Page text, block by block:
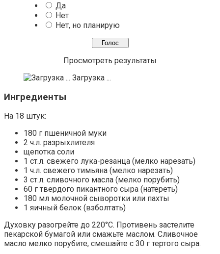
Да
Нет
Нет, но планирую
Просмотреть результаты
Загрузка ...
Ингредиенты
На 18 штук:
180 г пшеничной муки
2 ч.л. разрыхлителя
щепотка соли
1 ст.л. свежего лука-резанца (мелко нарезать)
1 ч.л. свежего тимьяна (мелко нарезать)
3 ст.л. сливочного масла (мелко порубить)
60 г твердого пикантного сыра (натереть)
180 мл молочной сыворотки или пахты
1 яичный белок (взболтать)
Духовку разогрейте до 220°С. Противень застелите
пекарской бумагой или смажьте маслом. Сливочное
масло мелко порубите, смешайте с 30 г тертого сыра.